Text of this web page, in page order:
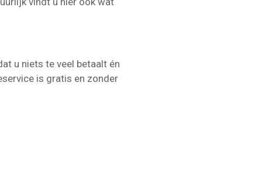
u niets te veel betaalt én
is gratis en zonder